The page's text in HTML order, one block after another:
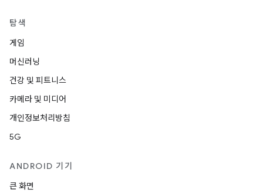
탐색
게임
머신러닝
건강 및 피트니스
카메라 및 미디어
개인정보처리방침
5G
ANDROID 기기
큰 화면